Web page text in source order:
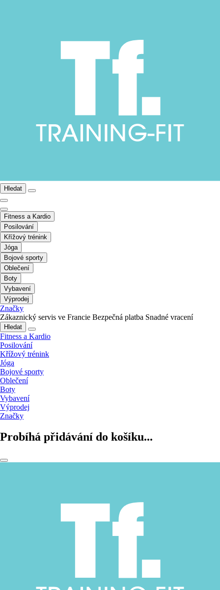
Hledat
Fitness a Kardio
Posilování
Křížový trénink
Jóga
Bojové sporty
Oblečení
Boty
Vybavení
Výprodej
Značky
Zákaznický servis ve Francie Bezpečná platba Snadné vracení
Hledat
Fitness a Kardio
Posilování
Křížový trénink
Jóga
Bojové sporty
Oblečení
Boty
Vybavení
Výprodej
Značky
Probíhá přidávání do košíku...